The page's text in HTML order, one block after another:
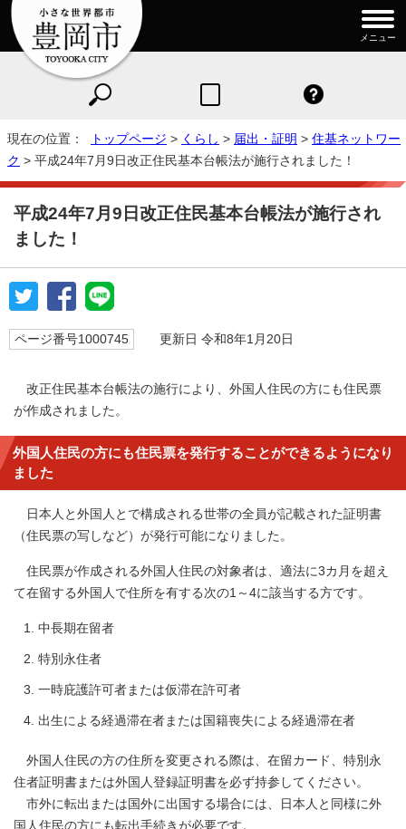
メニュー
現在の位置： トップページ > くらし > 届出・証明 > 住基ネットワー
ク > 平成24年7月9日改正住民基本台帳法が施行されました！
平成24年7月9日改正住民基本台帳法が施行され
ました！
ページ番号1000745 更新日 令和8年1月20日
改正住民基本台帳法の施行により、外国人住民の方にも住民票
が作成されました。
外国人住民の方にも住民票を発行することができるようになり
ました
日本人と外国人とで構成される世帯の全員が記載された証明書
（住民票の写しなど）が発行可能になりました。
住民票が作成される外国人住民の対象者は、適法に3カ月を超え
て在留する外国人で住所を有する次の1～4に該当する方です。
中長期在留者
特別永住者
一時庇護許可者または仮滞在許可者
出生による経過滞在者または国籍喪失による経過滞在者
外国人住民の方の住所を変更される際は、在留カード、特別永
住者証明書または外国人登録証明書を必ず持参してください。
市外に転出または国外に出国する場合には、日本人と同様に外
国人住民の方にも転出手続きが必要です。